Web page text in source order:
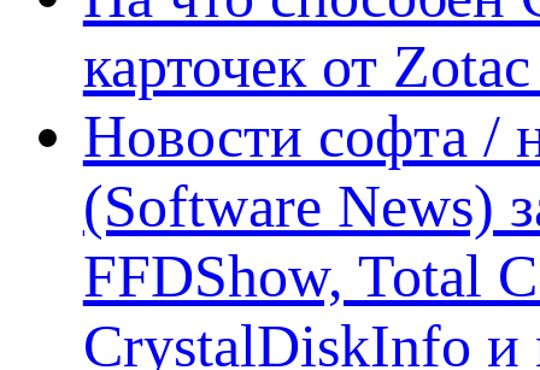
карточек от
Новости софта /
(Software News)
FFDShow, Total
CrystalDiskInfo и